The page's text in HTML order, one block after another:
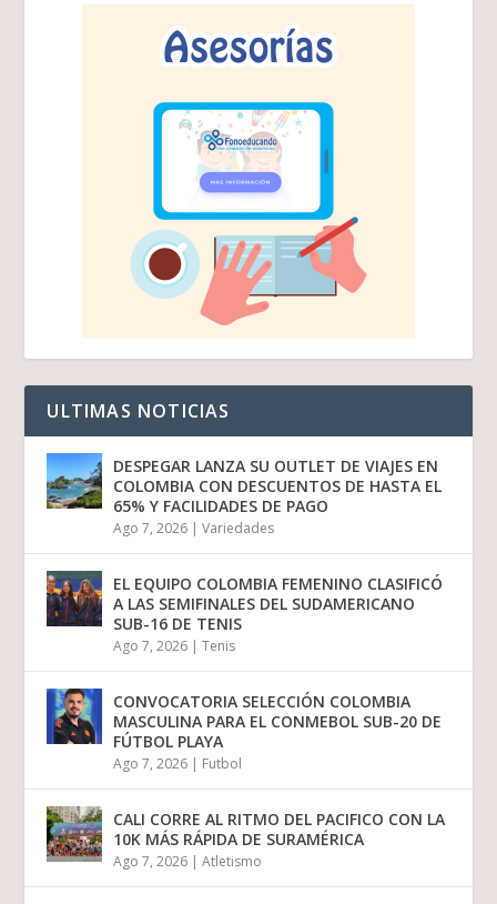
ULTIMAS NOTICIAS
DESPEGAR LANZA SU OUTLET DE VIAJES EN
COLOMBIA CON DESCUENTOS DE HASTA EL
65% Y FACILIDADES DE PAGO
Ago 7, 2026 |Variedades
EL EQUIPO COLOMBIA FEMENINO CLASIFICÓ
A LAS SEMIFINALES DEL SUDAMERICANO
SUB-16 DE TENIS
Ago 7, 2026 |Tenis
CONVOCATORIA SELECCIÓN COLOMBIA
MASCULINA PARA EL CONMEBOL SUB-20 DE
FÚTBOL PLAYA
Ago 7, 2026 | Futbol
CALI CORRE AL RITMO DEL PACIFICO CON LA
10K MÁS RÁPIDA DE SURAMÉRICA
Ago 7, 2026 |Atletismo